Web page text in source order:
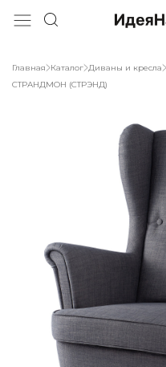
Главная Каталог Диваны и кресла
СТРАНДМОН (СТРЭНД)